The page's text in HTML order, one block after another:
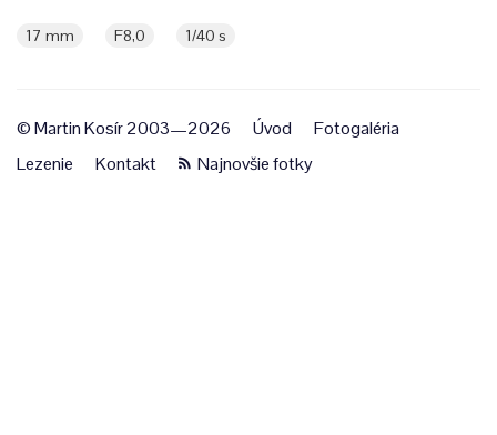
17 mm F8,0 1/40 s
© Martin Kosír 2003—2026 Úvod
Fotogaléria
Lezenie
Kontakt Najnovšie fotky